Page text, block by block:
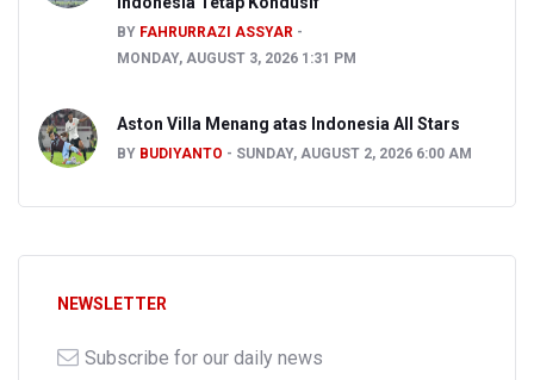
BY FAHRURRAZI ASSYAR
MONDAY, AUGUST 3, 2026 1:31 PM
Aston Villa Menang atas Indonesia All Stars
BY BUDIYANTO SUNDAY, AUGUST 2, 2026 6:00 AM
NEWSLETTER
Subscribe for our daily news